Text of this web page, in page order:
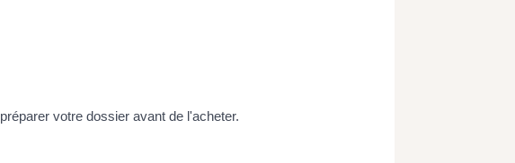
votre dossier avant de l'acheter.